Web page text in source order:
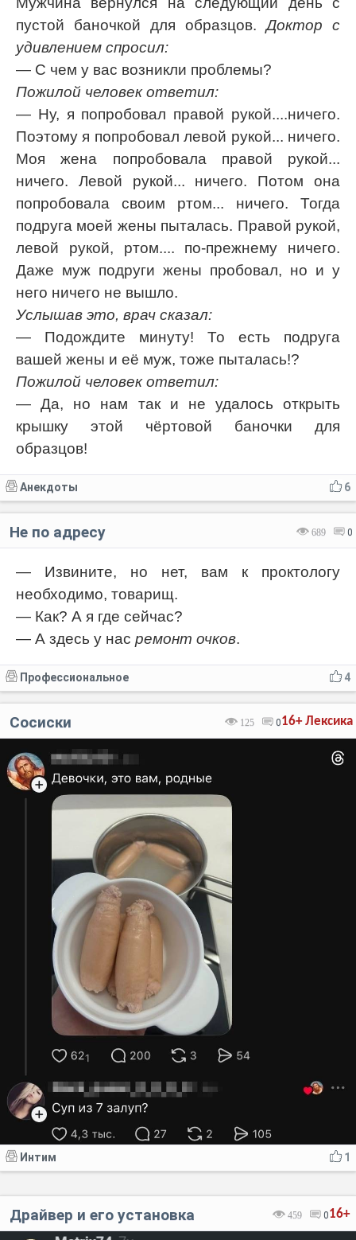
пустой баночкой для образцов.Доктор с
удивлением спросил:
— С чем у вас возникли проблемы?
Пожилой человек ответил:
— Ну, я попробовал правой рукой....ничего.
Поэтому я попробовал левой рукой... ничего.
Моя жена попробовала правой рукой...
ничего. Левой рукой... ничего. Потом она
попробовала своим ртом... ничего. Тогда
подруга моей жены пыталась. Правой рукой,
левой рукой, ртом.... по-прежнему ничего.
Даже муж подруги жены пробовал, но и у
него ничего не вышло.
Услышав это, врач сказал:
— Подождите минуту! То есть подруга
вашей жены и её муж, тоже пыталась!?
Пожилой человек ответил:
— Да, но нам так и не удалось открыть
крышку этой чёртовой баночки для
образцов!
6
Анекдоты
689 0
Не по адресу
— Извините, но нет, вам к проктологу
необходимо, товарищ.
— Как? А я где сейчас?
— А здесь у нас ремонт очков.
4
Профессиональное
Лексика
16+
125 0
Сосиски
1
Интим
16+
459 0
Драйвер и его установка